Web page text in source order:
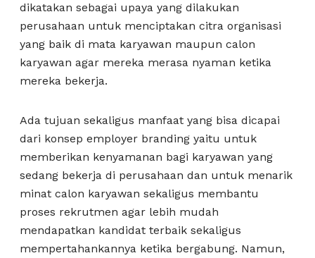
dikatakan sebagai upaya yang dilakukan
perusahaan untuk menciptakan citra organisasi
yang baik di mata karyawan maupun calon
karyawan agar mereka merasa nyaman ketika
mereka bekerja.
Ada tujuan sekaligus manfaat yang bisa dicapai
dari konsep employer branding yaitu untuk
memberikan kenyamanan bagi karyawan yang
sedang bekerja di perusahaan dan untuk menarik
minat calon karyawan sekaligus membantu
proses rekrutmen agar lebih mudah
mendapatkan kandidat terbaik sekaligus
mempertahankannya ketika bergabung. Namun,